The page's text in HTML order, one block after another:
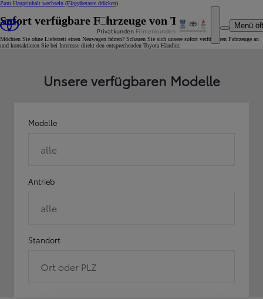
Zum Hauptinhalt wechseln (Eingabetaste drücken)
Privatkunden Firmenkunden
Menü
Sofort verfügbare Fahrzeuge von Toyota
Möchten Sie ohne Lieferzeit einen Neuwagen fahren? Schauen Sie sich unsere sofort verfügbaren Fahrzeuge an
und kontaktieren Sie bei Interesse direkt den entsprechenden Toyota Händler.
Unsere verfügbaren Modelle
Modelle
alle
Antrieb
alle
Standort
Ort oder PLZ